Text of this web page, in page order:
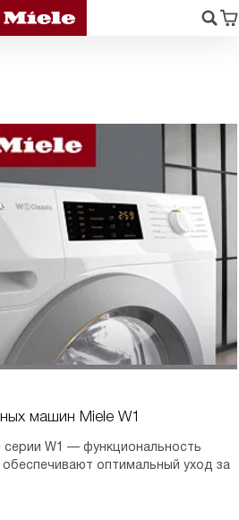
машин Miele W1
W1 — функциональность
оптимальный уход за